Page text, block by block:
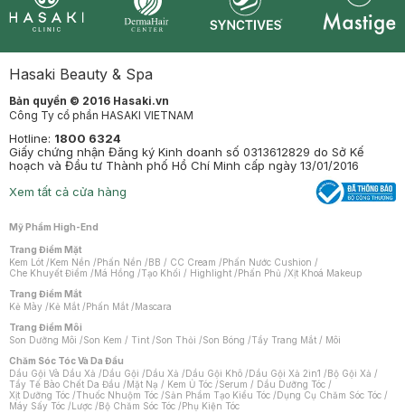
Hasaki Beauty & Spa
Bản quyền © 2016 Hasaki.vn
Công Ty cổ phần HASAKI VIETNAM
Hotline: 1800 6324
Giấy chứng nhận Đăng ký Kinh doanh số 0313612829 do Sở Kế
hoạch và Đầu tư Thành phố Hồ Chí Minh cấp ngày 13/01/2016
Xem tất cả cửa hàng
Mỹ Phẩm High-End
Trang Điểm Mặt
Kem Lót /Kem Nền /Phấn Nền /BB / CC Cream /Phấn Nước Cushion /
Che Khuyết Điểm /Má Hồng /Tạo Khối / Highlight /Phấn Phủ /Xịt Khoá Makeup
Trang Điểm Mắt
Kẻ Mày /Kẻ Mắt /Phấn Mắt /Mascara
Trang Điểm Môi
Son Dưỡng Môi /Son Kem / Tint /Son Thỏi /Son Bóng /Tẩy Trang Mắt / Môi
Chăm Sóc Tóc Và Da Đầu
Dầu Gội Và Dầu Xả /Dầu Gội /Dầu Xả /Dầu Gội Khô /Dầu Gội Xả 2in1 /Bộ Gội Xả /
Tẩy Tế Bào Chết Da Đầu /Mặt Nạ / Kem Ủ Tóc /Serum / Dầu Dưỡng Tóc /
Xịt Dưỡng Tóc /Thuốc Nhuộm Tóc /Sản Phẩm Tạo Kiểu Tóc /Dụng Cụ Chăm Sóc Tóc /
Máy Sấy Tóc /Lược /Bộ Chăm Sóc Tóc /Phụ Kiện Tóc